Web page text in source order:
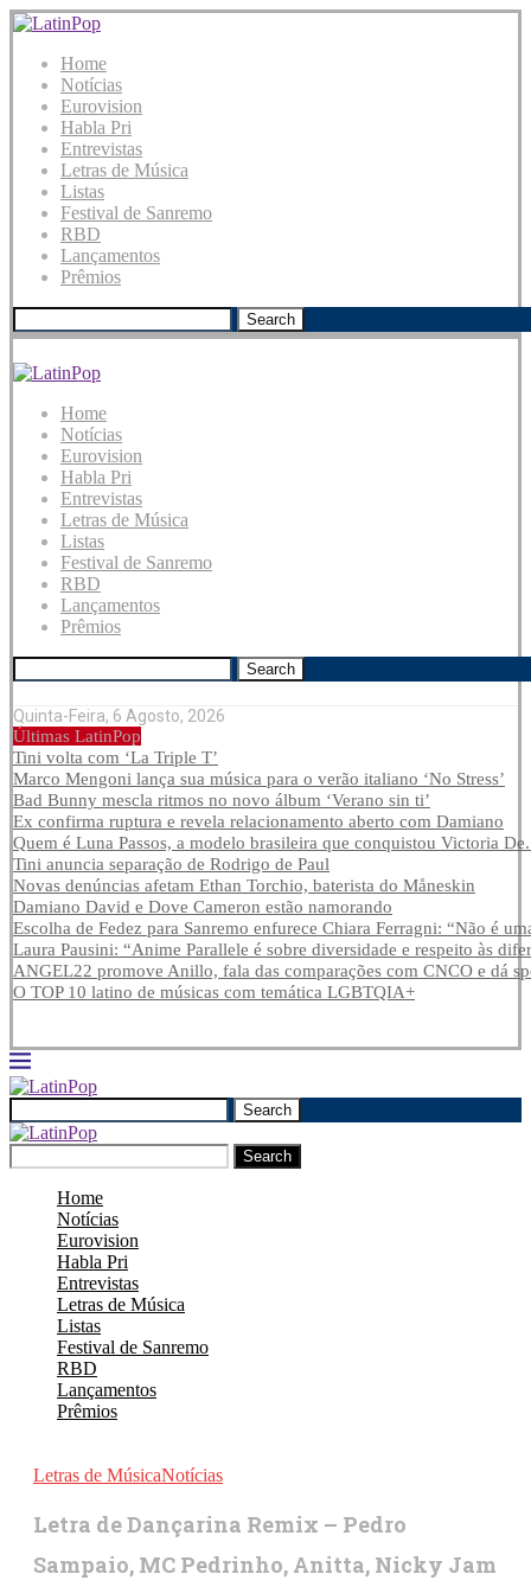
Home
Notícias
Eurovision
Habla Pri
Entrevistas
Letras de Música
Listas
Festival de Sanremo
RBD
Lançamentos
Prêmios
Search
Home
Notícias
Eurovision
Habla Pri
Entrevistas
Letras de Música
Listas
Festival de Sanremo
RBD
Lançamentos
Prêmios
Search
Quinta-Feira, 6 Agosto, 2026
Últimas LatinPop
Tini volta com ‘La Triple T’
Marco Mengoni lança sua música para o verão italiano ‘No Stress’
Bad Bunny mescla ritmos no novo álbum ‘Verano sin ti’
Ex confirma ruptura e revela relacionamento aberto com Damiano
Quem é Luna Passos, a modelo brasileira que conquistou Victoria
Tini anuncia separação de Rodrigo de Paul
Novas denúncias afetam Ethan Torchio, baterista do Måneskin
Damiano David e Dove Cameron estão namorando
Escolha de Fedez para Sanremo enfurece Chiara Ferragni: “Não é
Laura Pausini: “Anime Parallele é sobre diversidade e respeito às
ANGEL22 promove Anillo, fala das comparações com CNCO e dá
O TOP 10 latino de músicas com temática LGBTQIA+
Search
Search
Home
Notícias
Eurovision
Habla Pri
Entrevistas
Letras de Música
Listas
Festival de Sanremo
RBD
Lançamentos
Prêmios
Letras de MúsicaNotícias
Letra de Dançarina Remix – Pedro
Sampaio, MC Pedrinho, Anitta, Nicky Jam